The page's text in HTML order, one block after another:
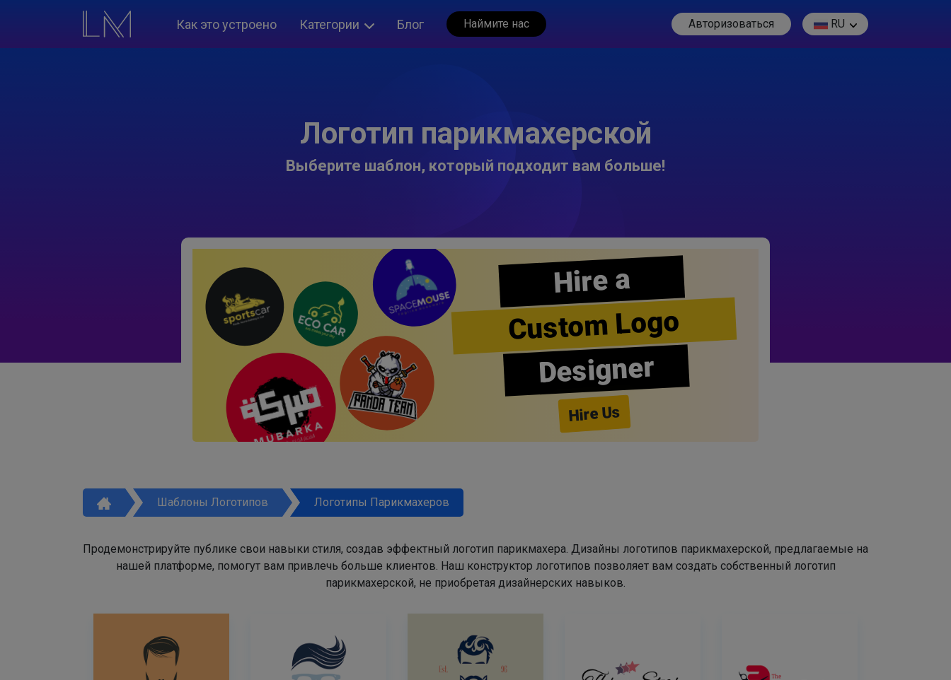
Как это устроено Категории Блог Наймите нас Авторизоваться RU
Логотип парикмахерской
Выберите шаблон, который подходит вам больше!
Hire a
Custom Logo
Designer
Hire Us
Шаблоны Логотипов Логотипы Парикмахеров
Продемонстрируйте публике свои навыки стиля, создав эффектный логотип парикмахера. Дизайны логотипов парикмахерской, предлагаемые на
нашей платформе, помогут вам привлечь больше клиентов. Наш конструктор логотипов позволяет вам создать собственный логотип
парикмахерской, не приобретая дизайнерских навыков.